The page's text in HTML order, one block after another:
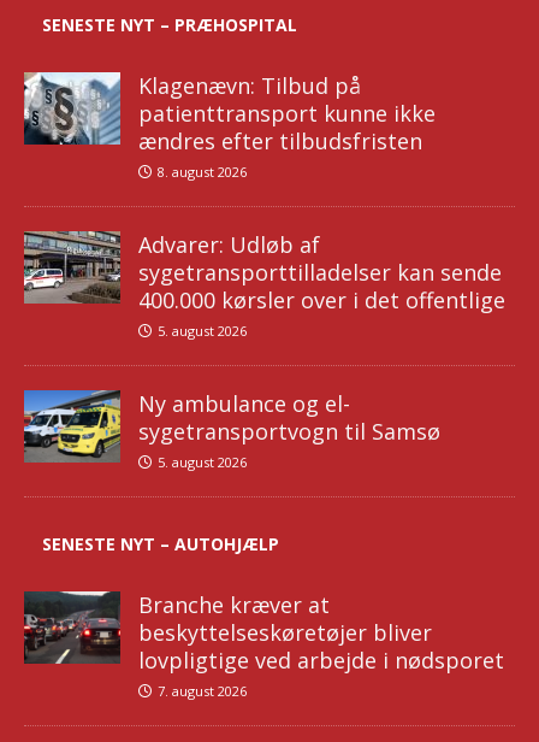
SENESTE NYT – PRÆHOSPITAL
Klagenævn: Tilbud på
patienttransport kunne ikke
ændres efter tilbudsfristen
8. august 2026
Advarer: Udløb af
sygetransporttilladelser kan sende
400.000 kørsler over i det offentlige
5. august 2026
Ny ambulance og el-
sygetransportvogn til Samsø
5. august 2026
SENESTE NYT – AUTOHJÆLP
Branche kræver at
beskyttelseskøretøjer bliver
lovpligtige ved arbejde i nødsporet
7. august 2026